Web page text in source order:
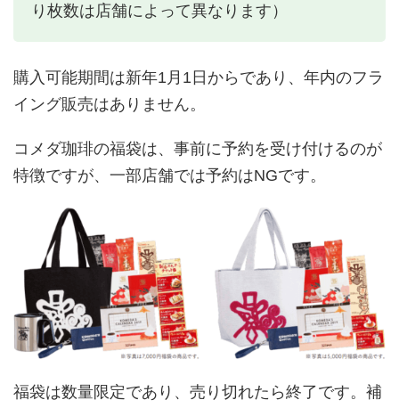
り枚数は店舗によって異なります）
購入可能期間は新年1月1日からであり、年内のフラ
イング販売はありません。
コメダ珈琲の福袋は、事前に予約を受け付けるのが
特徴ですが、一部店舗では予約はNGです。
福袋は数量限定であり、売り切れたら終了です。補